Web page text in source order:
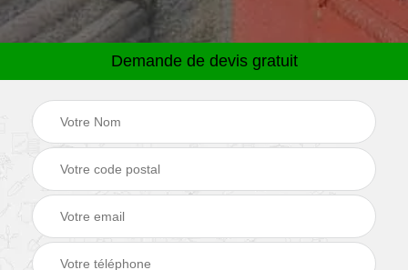
Demande de devis gratuit